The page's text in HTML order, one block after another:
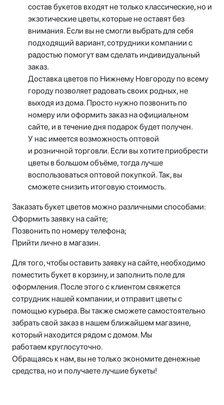
состав букетов входят не только классические, но и
экзотические цветы, которые не оставят без
внимания. Если вы не смогли выбрать для себя
подходящий вариант, сотрудники компании с
радостью помогут вам сделать индивидуальный
заказ.
Доставка цветов по Нижнему Новгороду по всему
городу позволяет радовать своих родных, не
выходя из дома. Просто нужно позвонить по
номеру или оформить заказ на официальном
сайте, и в течение дня подарок будет получен.
У нас имеется возможность оптовой
и розничной торговли. Если вы хотите приобрести
цветы в большом объёме, тогда лучше
воспользоваться оптовой покупкой. Так, вы
сможете снизить итоговую стоимость.
Заказать букет цветов можно различными способами:
Оформить заявку на сайте;
Позвонить по номеру телефона;
Прийти лично в магазин.
Для того, чтобы оставить заявку на сайте, необходимо
поместить букет в корзину, и заполнить поле для
оформления. После этого с клиентом свяжется
сотрудник нашей компании, и отправит цветы с
помощью курьера. Вы также сможете самостоятельно
забрать свой заказ в нашем ближайшем магазине,
который находится рядом с домом. Мы
работаем круглосуточно.
Обращаясь к нам, вы не только экономите денежные
средства, но и получаете лучшие букеты!